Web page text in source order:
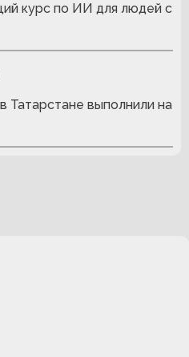
курс по ИИ для людей с
выполнили на